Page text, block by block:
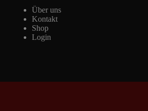
Über uns
Kontakt
Shop
Login